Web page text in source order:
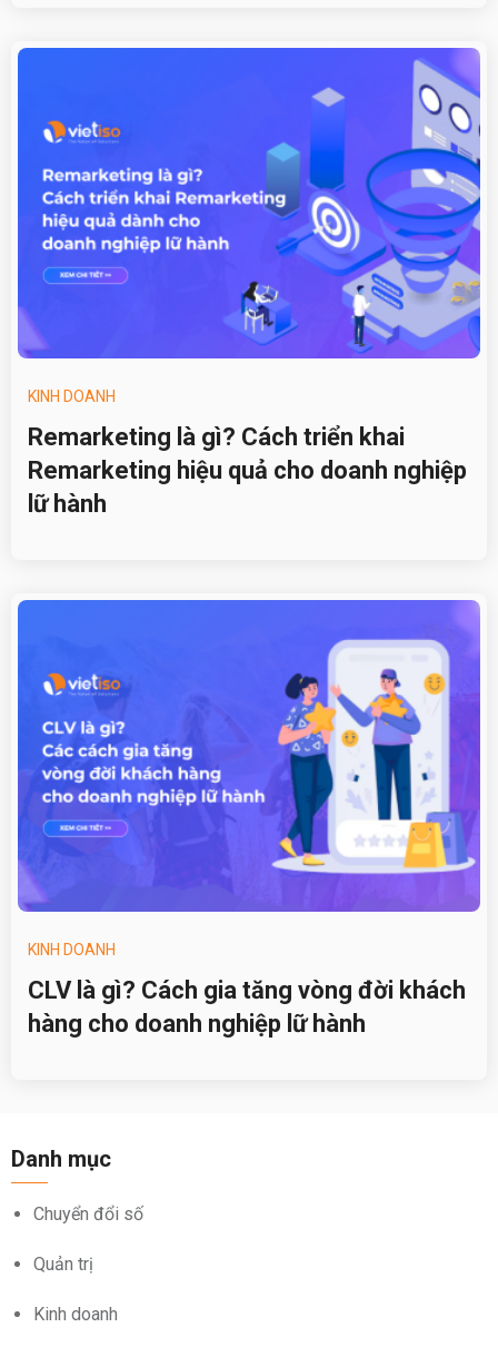
KINH DOANH
Remarketing là gì? Cách triển khai
Remarketing hiệu quả cho doanh nghiệp
lữ hành
KINH DOANH
CLV là gì? Cách gia tăng vòng đời khách
hàng cho doanh nghiệp lữ hành
Danh mục
Chuyển đổi số
Quản trị
Kinh doanh